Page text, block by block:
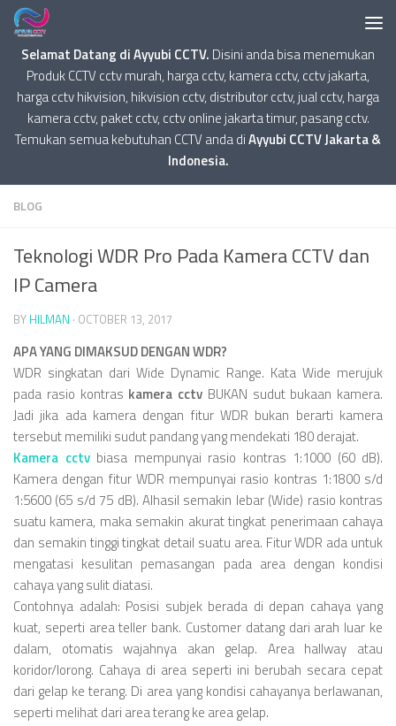
Selamat Datang di Ayyubi CCTV. Disini anda bisa menemukan
Produk CCTV cctv murah, harga cctv, kamera cctv, cctv jakarta,
harga cctv hikvision, hikvision cctv, distributor cctv, jual cctv, harga
kamera cctv, paket cctv, cctv online jakarta timur, pasang cctv.
Temukan semua kebutuhan CCTV anda diAyyubi CCTV Jakarta &
Indonesia.
BLOG
Teknologi WDR Pro Pada Kamera CCTV dan
IP Camera
BY HILMAN · OCTOBER 13, 2017
APA YANG DIMAKSUD DENGAN WDR?
WDR singkatan dari Wide Dynamic Range. Kata Wide merujuk
pada rasio kontras kamera cctv BUKAN sudut bukaan kamera.
Jadi jika ada kamera dengan fitur WDR bukan berarti kamera
tersebut memiliki sudut pandang yang mendekati 180 derajat.
Kamera cctvbiasa mempunyai rasio kontras 1:1000 (60 dB).
Kamera dengan fitur WDR mempunyai rasio kontras 1:1800 s/d
1:5600 (65 s/d 75 dB). Alhasil semakin lebar (Wide) rasio kontras
suatu kamera, maka semakin akurat tingkat penerimaan cahaya
dan semakin tinggi tingkat detail suatu area. Fitur WDR ada untuk
mengatasi kesulitan pemasangan pada area dengan kondisi
cahaya yang sulit diatasi.
Contohnya adalah: Posisi subjek berada di depan cahaya yang
kuat, seperti area teller bank. Customer datang dari arah luar ke
dalam, otomatis wajahnya akan gelap. Area hallway atau
koridor/lorong. Cahaya di area seperti ini berubah secara cepat
dari gelap ke terang. Di area yang kondisi cahayanya berlawanan,
seperti melihat dari area terang ke area gelap.